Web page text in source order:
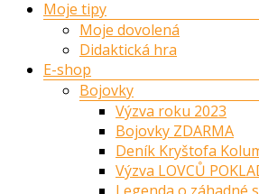
Moje tipy
Moje dovolená
Didaktická hra
E-shop
Bojovky
Výzva roku 2023
Bojovky ZDARMA
Deník Kryštofa
Výzva LOVCŮ